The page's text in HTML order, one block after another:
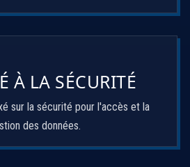
À LA SÉCURITÉ
sur la sécurité pour l'accès et la
des données.